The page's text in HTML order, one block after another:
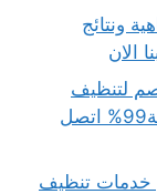
متناهية ونتائج
بالرياض بـ45%خصم لتنظيف
شامل للمكيفات من الداخل والخارج بدقة99% اتصل
بالرياض بـ20%على خدمات تنظيف